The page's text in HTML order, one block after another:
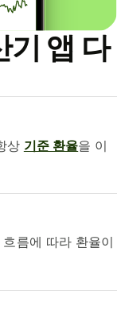
기 앱 다
상 기준 환율을 이
름에 따라 환율이